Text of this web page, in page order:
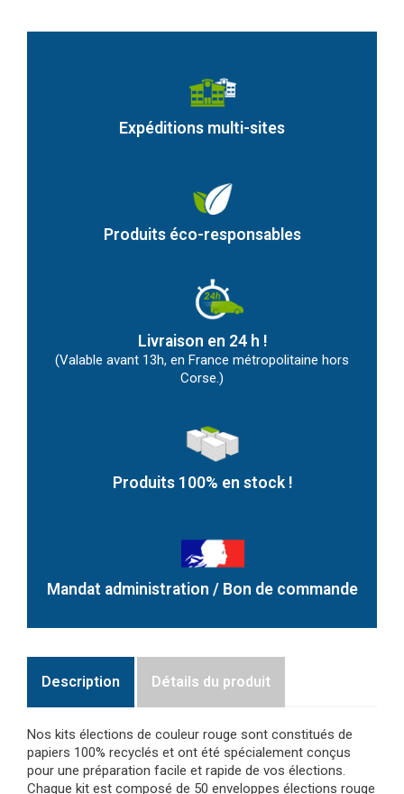
Expéditions multi-sites
Produits éco-responsables
Livraison en 24 h !
(Valable avant 13h, en France métropolitaine hors
Corse.)
Produits 100% en stock !
Mandat administration / Bon de commande
Description Détails du produit
Nos kits élections de couleur rouge sont constitués de
papiers 100% recyclés et ont été spécialement conçus
pour une préparation facile et rapide de vos élections.
Chaque kit est composé de 50 enveloppes élections rouge